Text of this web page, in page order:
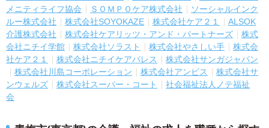
メニティライフ協会
ＳＯＭＰＯケア株式会社
ソーシャルインク
ルー株式会社
株式会社SOYOKAZE 株式会社ケア２１
ALSOK
介護株式会社
株式会社ケアリッツ・アンド・パートナーズ
株式
会社ニチイ学館
株式会社ソラスト 株式会社やさしい手
株式会
社ケア２１
株式会社ニチイケアパレス
株式会社サンガジャパン
株式会社川島コーポレーション
株式会社アンビス
株式会社サ
ンウェルズ
株式会社スーパー・コート
社会福祉法人ノテ福祉
会